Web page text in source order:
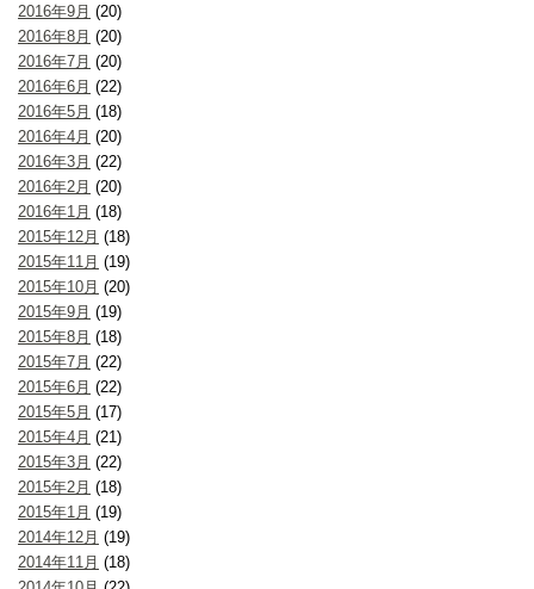
2016年9月 (20)
2016年8月 (20)
2016年7月 (20)
2016年6月 (22)
2016年5月 (18)
2016年4月 (20)
2016年3月 (22)
2016年2月 (20)
2016年1月 (18)
2015年12月 (18)
2015年11月 (19)
2015年10月 (20)
2015年9月 (19)
2015年8月 (18)
2015年7月 (22)
2015年6月 (22)
2015年5月 (17)
2015年4月 (21)
2015年3月 (22)
2015年2月 (18)
2015年1月 (19)
2014年12月 (19)
2014年11月 (18)